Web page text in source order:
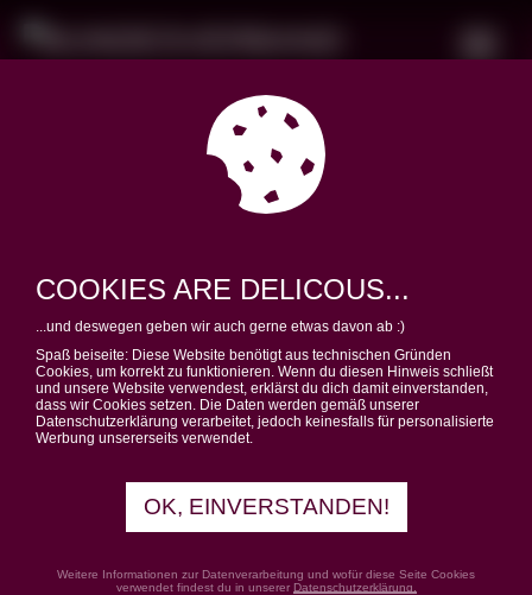
COOKIES ARE DELICOUS...
...und deswegen geben wir auch gerne etwas davon ab :)
Spaß beiseite: Diese Website benötigt aus technischen Gründen
Cookies, um korrekt zu funktionieren. Wenn du diesen Hinweis schließt
und unsere Website verwendest, erklärst du dich damit einverstanden,
dass wir Cookies setzen. Die Daten werden gemäß unserer
Datenschutzerklärung verarbeitet, jedoch keinesfalls für personalisierte
Werbung unsererseits verwendet.
OK, EINVERSTANDEN!
Weitere Informationen zur Datenverarbeitung und wofür diese Seite Cookies
verwendet findest du in unserer Datenschutzerklärung.
DEIN STUDIUM – DEINE
FREIHEIT
Die Registrierung wurde deaktiviert.
BRING DICH
SPENDEN
NEWSLETTER ABONNIEREN